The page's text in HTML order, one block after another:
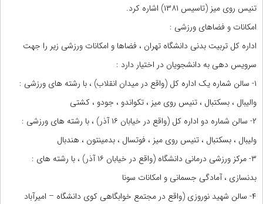
تنیس روی میز (تاسیس ۱۳۸۱) اشاره کرد.
امکانات و فضاهای ورزشی :
اداره کل تربیت بدنی دانشگاه تهران ، فضاها و امکانات ورزشی زیر را جهت
سرویس دهی به دانشجویان در اختیار دارد :
۱- سالن شماره یک اداره کل (واقع در میدان انقلاب) ، با رشته های ورزشی :
والیبال ، بسکتبال ، تنیس روی میز ، تکواندو ، جودو ، کشتی
۲- سالن شماره دو اداره کل (واقع در خیابان ۱۶ آذر) ، با رشته های ورزشی :
ولیبال ، بسکتبال ، تنیس روی میز ، فوتسال ، بدمینتون ، هندبال
۳- مرکز ورزشی درمانی دانشگاه (واقع در خیابان ۱۶ آذر) ، با رشته های :
بدنسازی ، آمادگی جسمانی و امکانات سونا
۴- سالن شهید نوروزی (واقع در مجتمع خوابگاهی کوی دانشگاه – امیرآباد